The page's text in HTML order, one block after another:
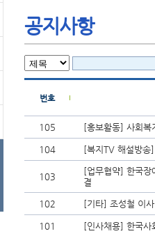
공지사항
번호
105 [홍보활동] 사회
104 [복지TV 해설방
103
[업무협약] 한국
결
102 [기타] 조성철 이
101 [인사채용] 한국사